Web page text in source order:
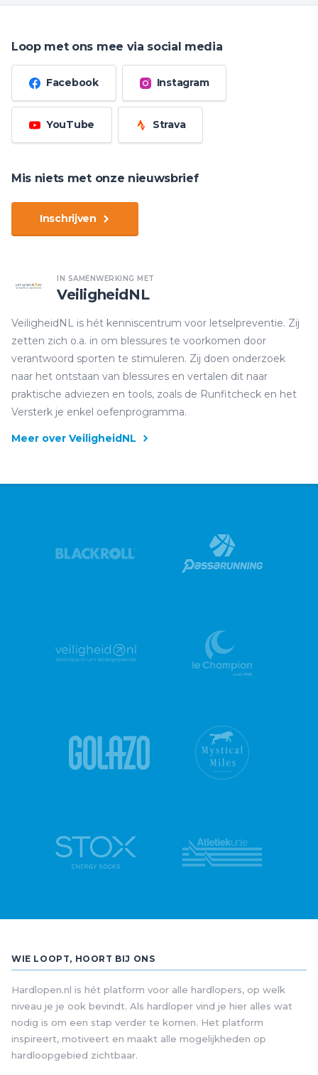
Loop met ons mee via social media
Facebook Instagram
YouTube Strava
Mis niets met onze nieuwsbrief
Inschrijven
IN SAMENWERKING MET
VeiligheidNL
VeiligheidNL is hét kenniscentrum voor letselpreventie. Zij
zetten zich o.a. in om blessures te voorkomen door
verantwoord sporten te stimuleren. Zij doen onderzoek
naar het ontstaan van blessures en vertalen dit naar
praktische adviezen en tools, zoals de Runfitcheck en het
Versterk je enkel oefenprogramma.
Meer over VeiligheidNL
WIE LOOPT, HOORT BIJ ONS
Hardlopen.nl is hét platform voor alle hardlopers, op welk
niveau je je ook bevindt. Als hardloper vind je hier alles wat
nodig is om een stap verder te komen. Het platform
inspireert, motiveert en maakt alle mogelijkheden op
hardloopgebied zichtbaar.